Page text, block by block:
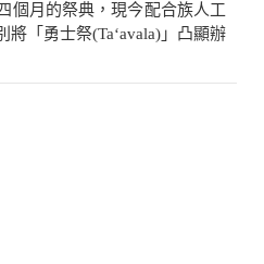
個月的祭典，現今配合族人工
「勇士祭(Ta‘avala)」凸顯辦